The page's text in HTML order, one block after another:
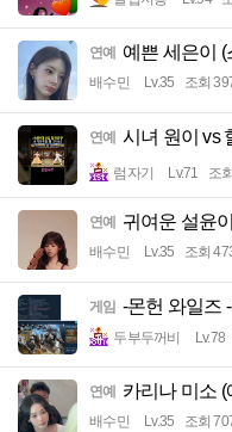
연예 예쁜 세은이 (
배수민 Lv.35 조회
연예 시녀 원이 vs
럼자기 Lv.71 조
연예 귀여운 설윤
배수민 Lv.35 조회
게임 -몬헌 와일즈
두부두꺼비 Lv.78
연예 카리나 미소 (
배수민 Lv.35 조회